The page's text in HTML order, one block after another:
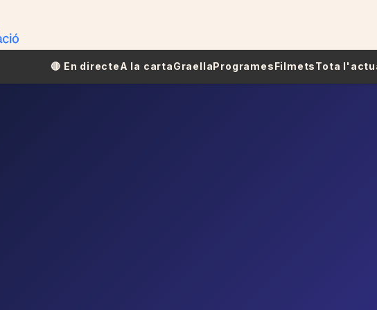
🔴​​ En directeA la cartaGraellaProgramesFilmetsTota